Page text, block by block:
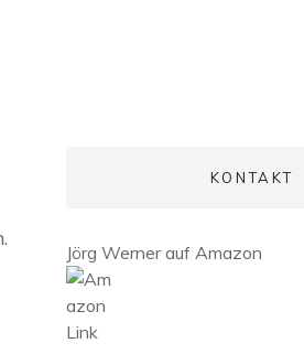
KONTAKT
Jörg Werner auf Amazon